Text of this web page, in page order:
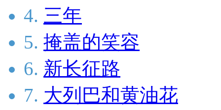
4. 三年
5. 掩盖的笑容
6. 新长征路
7. 大列巴和黄油花